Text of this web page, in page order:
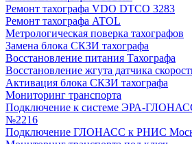
Ремонт тахографа VDO DTCO 3283
Ремонт тахографа ATOL
Метрологическая поверка тахографов
Замена блока СКЗИ тахографа
Восстановление питания Тахографа
Восстановление жгута датчика
Активация блока СКЗИ тахографа
Мониторинг транспорта
Подключение к системе ЭРА-
№2216
Подключение ГЛОНАСС к РНИС